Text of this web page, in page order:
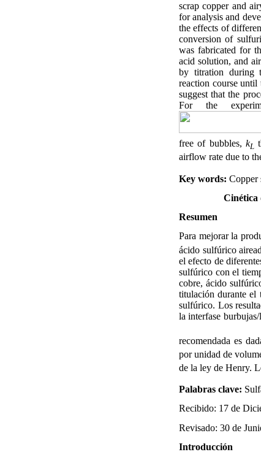
scrap copper and
for analysis and
the effects of
conversion of
was fabricated for
acid solution, and
by titration during
reaction course
suggest that the
For the
free of bubbles, kL
airflow rate due to
Key words: Copper
Cinética
Resumen
Para mejorar la
ácido sulfúrico
el efecto de
sulfúrico con el
cobre, ácido
titulación durante el
sulfúrico. Los
la interfase
recomendada es
por unidad de
de la ley de Henry.
Palabras clave:
Recibido: 17 de
Revisado: 30 de
Introducción